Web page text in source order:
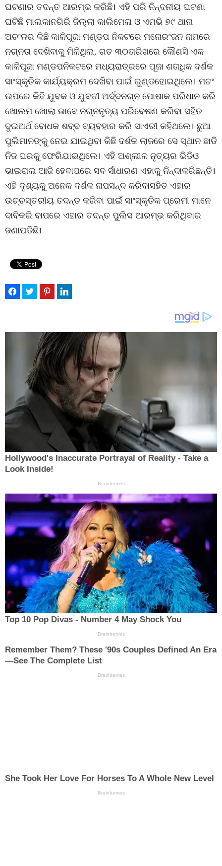
ଘଟଣାର ତଦନ୍ତ ଆରମ୍ଭ କରିଛି। ଏହି ପରି ନିନ୍ଦନୀୟ ଘଟଣା
ଘଟିଛି ମାଲକାନଗିରି ଜିଲ୍ଲା କାଲିମେଳା ଓ ଏମଭି ୭୯ ଥାନା
ଅଚଂଳର କିଛି କାଳିପୂଜା ମଣ୍ଡପ ନିକଟରେ ମନୋରଂଜନ ନାମରେ
ନଗ୍ନତା ଦେଖିବାକୁ ମିଳିଥିଲା, ଗତ ୩୦ତାରିଖରେ କୌଣସି ଏକ
କାଳିପୂଜା ମଣ୍ଡପନିକଟରେ ମଧ୍ୟରାତ୍ରରେ ପୂଜା ଶତାଧିକ ଦର୍ଶକ
ସାଂସ୍କୃତିକ କାର୍ଯ୍ୟକ୍ରମ ଦେଖିବା ପାଇଁ ରୁଣ୍ଡହୋଇଥିଲେ। ମଚଂ
ଉପରେ କିଛି ଯୁବକ ଓ ଯୁବତୀ ଅର୍ଦ୍ଦନଗ୍ନ ପୋଷାକ ପରିଧାନ କରି
ଖୋଲମ ଖୋଲା ଭାବେ ନଗ୍ନନୃତ୍ୟ ପରିବେଷଣ କରିବା ସହିତ
ଦୁଇଅର୍ଥ ବୋଧକ ଶବ୍ଦ ବ୍ୟବହାର କରି ସାଏରୀ କହିଥଲେ। ଛୁଆ
ପୁଲିମାନଙ୍କୁ ନେଇ ଯାଇଥିବା କିଛି ଦର୍ଶକ ଲାଜରେ ସେ ସ୍ଥାନ ଛାଡି
ନିଜ ଘରକୁ ଫେରିଯାଇଥିଲେ। ଏହି ଅଶ୍ଲୀଳ ନୃତ୍ୟର ଭିଡିଓ
ଭାଇରାଲ ଆଜି ହେବାପରେ ସବ ର୍ସାଧାରଣ ଏହାକୁ ନିନ୍ଦାକରିଛନ୍ତି।
ଏହି ଦୃଶ୍ୟକୁ ଅନେକ ଦର୍ଶକ ନାପସନ୍ଦ କରିବାସହିତ ଏହାର
ଉଚ୍ଚସ୍ତରୀୟ ତଦନ୍ତ କରିବା ପାଇଁ ସାଂସ୍କୃତିକ ପ୍ରେମୀ ମାନେ
ଦାବିକରି ବାପରେ ଏହାର ତଦନ୍ତ ପୁଲିସ ଆରମ୍ଭ କରିଥିବାର
ଜଣାପଡିଛି।